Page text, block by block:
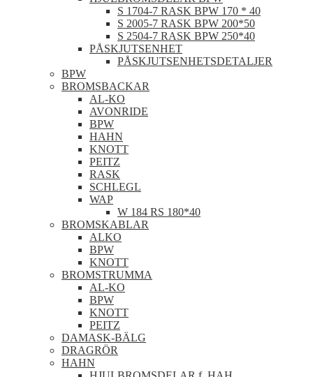
S 1704-7 RASK BPW 170 * 40
S 2005-7 RASK BPW 200*50
S 2504-7 RASK BPW 250*40
PÅSKJUTSENHET
PÅSKJUTSENHETSDETALJER
BPW
BROMSBACKAR
AL-KO
AVONRIDE
BPW
HAHN
KNOTT
PEITZ
RASK
SCHLEGL
WAP
W 184 RS 180*40
BROMSKABLAR
ALKO
BPW
KNOTT
BROMSTRUMMA
AL-KO
BPW
KNOTT
PEITZ
DAMASK-BÄLG
DRAGRÖR
HAHN